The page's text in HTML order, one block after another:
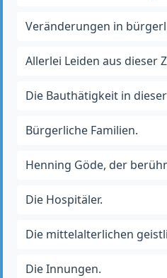
Veränderungen in
Allerlei Leiden aus dieser
Die Bauthätigkeit in
Bürgerliche Familien.
Henning Göde, der
Die Hospitäler.
Die mittelalterlichen
Die Innungen.